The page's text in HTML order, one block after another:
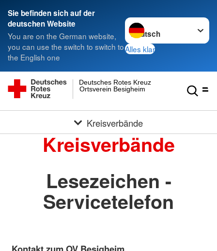
Sie befinden sich auf der
deutschen Website
You are on the German website,
you can use the switch to switch to
the English one
Sprache wechseln zu
Alles klar
Ortsverein Besigheim
Deutsches Rotes Kreuz
Kreisverbände
Kreisverbände
Lesezeichen -
Servicetelefon